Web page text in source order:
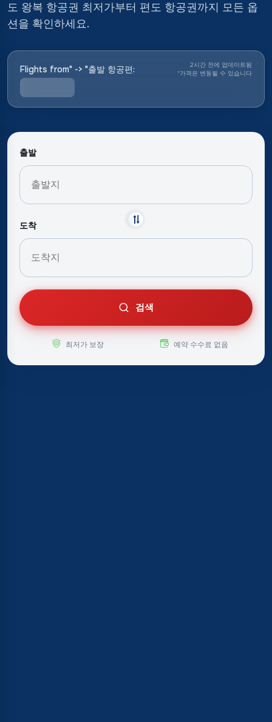
도 왕복 항공권 최저가부터 편도 항공권까지 모든 옵
션을 확인하세요.
Flights from" -> "출발 항공편:
2시간 전에 업데이트됨
*가격은 변동될 수 있습니다
출발
도착
검색
최저가 보장 예약 수수료 없음